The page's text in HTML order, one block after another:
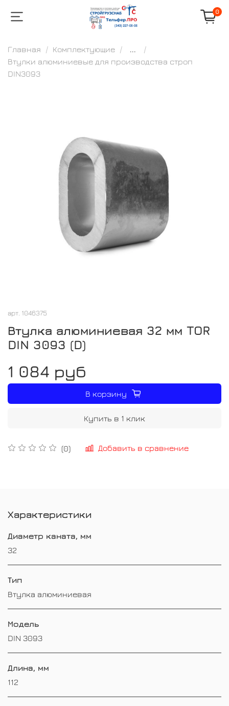
0
Главная Комплектующие
...
Втулки алюминиевые для производства строп
DIN3093
арт. 1046375
Втулка алюминиевая 32 мм TOR
DIN 3093 (D)
(0) Добавить в сравнение
1 084 руб
В корзину
Купить в 1 клик
Характеристики
Диаметр каната, мм
32
Тип
Втулка алюминиевая
Модель
DIN 3093
Длина, мм
112